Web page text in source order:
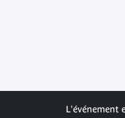
L'événement